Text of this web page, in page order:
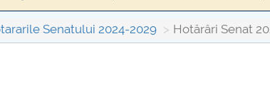
19 mai 2026 Hotărâri Senat din 5 mai 2026
Senatului 2024-2029 Hotărâri Senat